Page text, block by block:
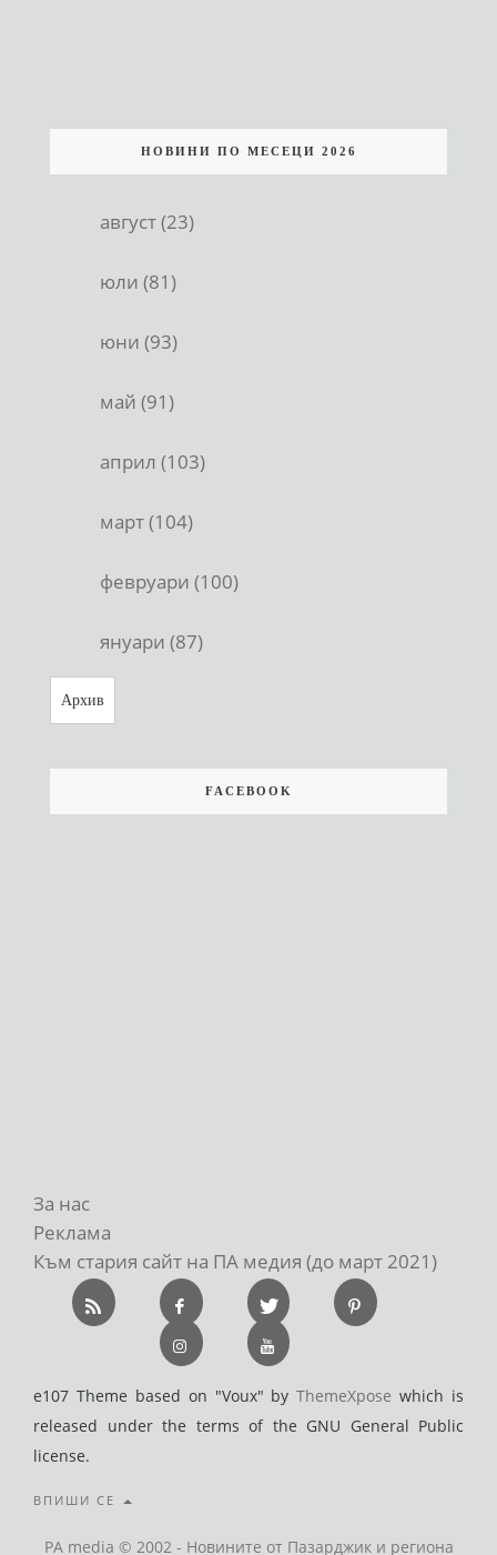
НОВИНИ ПО МЕСЕЦИ 2026
август (23)
юли (81)
юни (93)
май (91)
април (103)
март (104)
февруари (100)
януари (87)
Архив
FACEBOOK
За нас
Реклама
Към стария сайт на ПА медия (до март 2021)
e107 Theme based on "Voux" byThemeXpose which is
released under the terms of the GNU General Public
license.
ВПИШИ СЕ
PA media © 2002 - Новините от Пазарджик и региона